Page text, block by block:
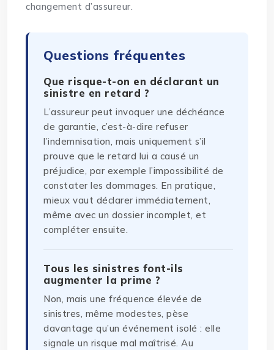
changement d’assureur.
Questions fréquentes
Que risque-t-on en déclarant un
sinistre en retard ?
L’assureur peut invoquer une déchéance
de garantie, c’est-à-dire refuser
l’indemnisation, mais uniquement s’il
prouve que le retard lui a causé un
préjudice, par exemple l’impossibilité de
constater les dommages. En pratique,
mieux vaut déclarer immédiatement,
même avec un dossier incomplet, et
compléter ensuite.
Tous les sinistres font-ils
augmenter la prime ?
Non, mais une fréquence élevée de
sinistres, même modestes, pèse
davantage qu’un événement isolé : elle
signale un risque mal maîtrisé. Au